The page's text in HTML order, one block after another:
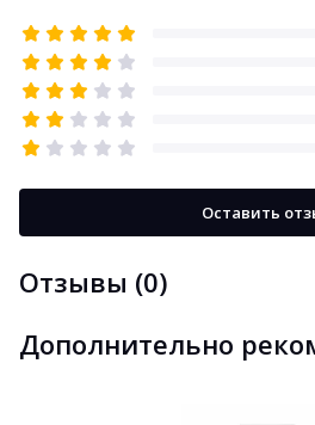
Отзывы (0)
Оставить
Дополнительно